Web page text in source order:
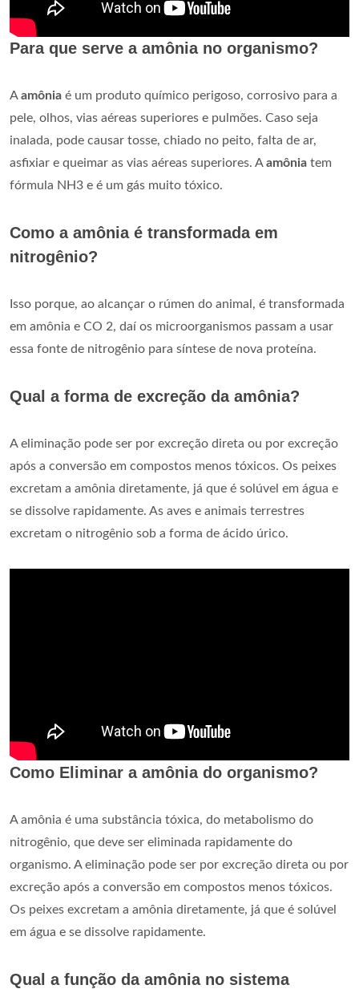
Para que serve a amônia no organismo?
Aamônia é um produto químico perigoso, corrosivo para a
pele, olhos, vias aéreas superiores e pulmões. Caso seja
inalada, pode causar tosse, chiado no peito, falta de ar,
asfixiar e queimar as vias aéreas superiores. Aamônia tem
fórmula NH3 e é um gás muito tóxico.
Como a amônia é transformada em
nitrogênio?
Isso porque, ao alcançar o rúmen do animal, é transformada
em amônia e CO 2, daí os microorganismos passam a usar
essa fonte de nitrogênio para síntese de nova proteína.
Qual a forma de excreção da amônia?
A eliminação pode ser por excreção direta ou por excreção
após a conversão em compostos menos tóxicos. Os peixes
excretam a amônia diretamente, já que é solúvel em água e
se dissolve rapidamente. As aves e animais terrestres
excretam o nitrogênio sob a forma de ácido úrico.
Como Eliminar a amônia do organismo?
A amônia é uma substância tóxica, do metabolismo do
nitrogênio, que deve ser eliminada rapidamente do
organismo. A eliminação pode ser por excreção direta ou por
excreção após a conversão em compostos menos tóxicos.
Os peixes excretam a amônia diretamente, já que é solúvel
em água e se dissolve rapidamente.
Qual a função da amônia no sistema